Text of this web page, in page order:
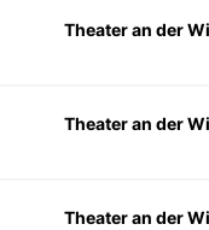
Theater an der
Theater an der
Theater an der